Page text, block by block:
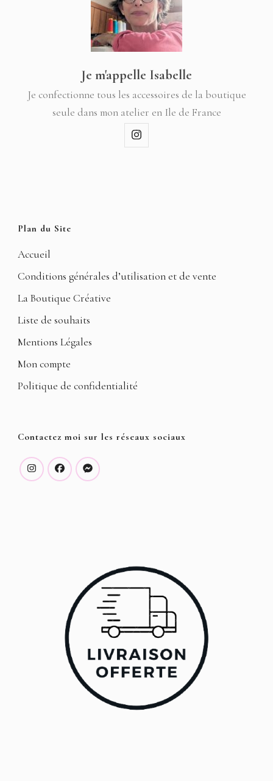
Je m'appelle Isabelle
Je confectionne tous les accessoires de la boutique
seule dans mon atelier en Ile de France
Plan du Site
Accueil
Conditions générales d’utilisation et de vente
La Boutique Créative
Liste de souhaits
Mentions Légales
Mon compte
Politique de confidentialité
Contactez moi sur les réseaux sociaux